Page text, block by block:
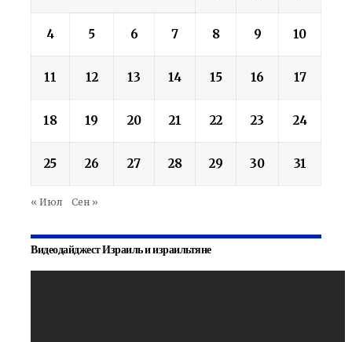
4 5 6 7 8 9 10
11 12 13 14 15 16 17
18 19 20 21 22 23 24
25 26 27 28 29 30 31
« Июл Сен »
Видеодайджест Израиль и израильтяне